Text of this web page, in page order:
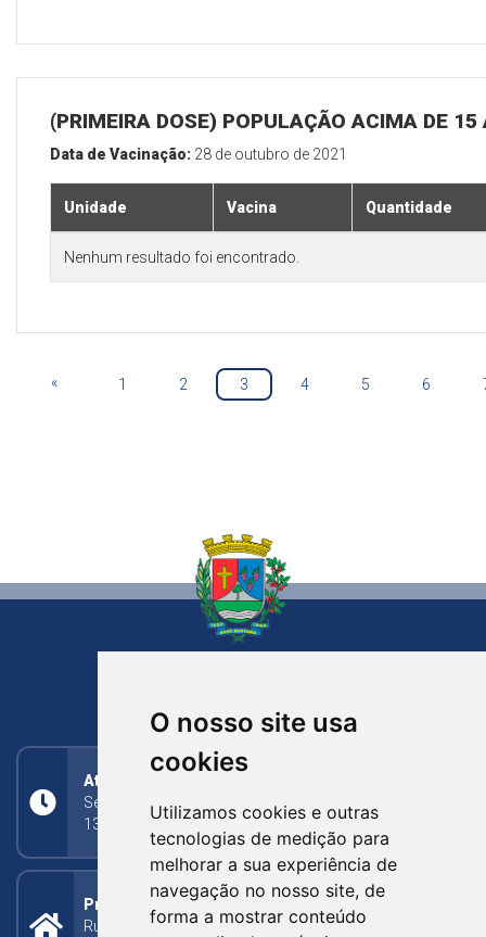
O nosso site usa
cookies
Utilizamos cookies e outras
tecnologias de medição para
melhorar a sua experiência de
navegação no nosso site, de
forma a mostrar conteúdo
(PRIMEIRA DOSE) POPULAÇÃO ACIMA DE 15
Data de Vacinação: 28 de outubro de 2021
Unidade Vacina Quantidade
Nenhum resultado foi encontrado.
« 1 2 3 4 5 6
Atendimento
Segunda a Sexta: 8h às 11h30min (manhã);
13h30min às 17h (tarde)
Prefeitura Municipal
Rua Silva Jardim, 505 - Bairro Centro - CEP: 95340-